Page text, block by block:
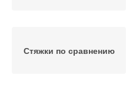
Стяжки по сравнению